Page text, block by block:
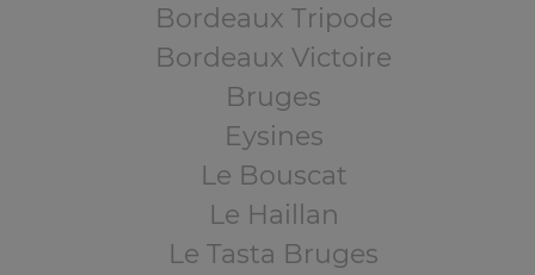
Bordeaux Tripode
Bordeaux Victoire
Bruges
Eysines
Le Bouscat
Le Haillan
Le Tasta Bruges